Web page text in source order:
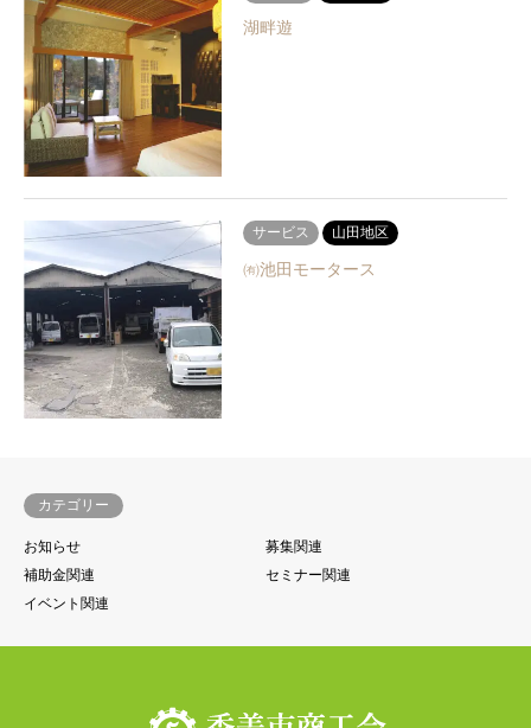
湖畔遊
サービス 山田地区
㈲池田モータース
カテゴリー
お知らせ
募集関連
補助金関連
セミナー関連
イベント関連